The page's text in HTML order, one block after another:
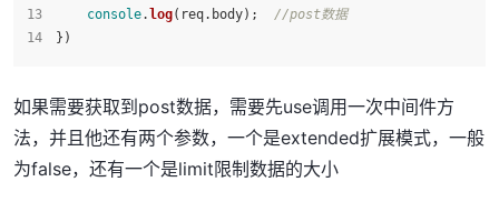
console. log(req. body); //post数据
})
如果需要获取到post数据，需要先use调用一次中间件方
法，并且他还有两个参数，一个是extended扩展模式，一般
为false，还有一个是limit限制数据的大小